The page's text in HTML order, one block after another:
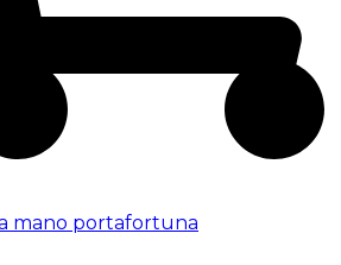
mano portafortuna